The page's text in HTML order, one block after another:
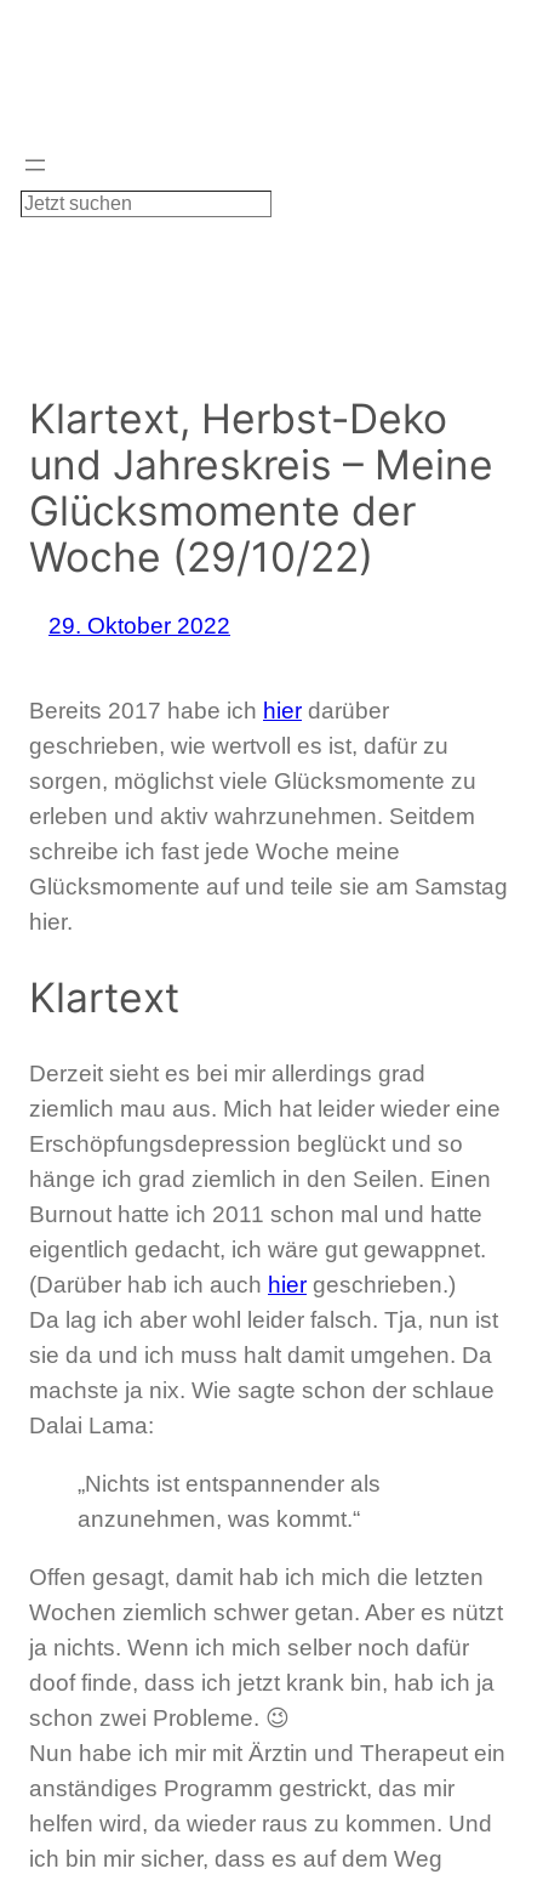
S
Klartext, Herbst-Deko
und Jahreskreis – Meine
Glücksmomente der
Woche (29/10/22)
29. Oktober 2022
Bereits 2017 habe ich hier darüber
geschrieben, wie wertvoll es ist, dafür zu
sorgen, möglichst viele Glücksmomente zu
erleben und aktiv wahrzunehmen. Seitdem
schreibe ich fast jede Woche meine
Glücksmomente auf und teile sie am Samstag
hier.
Klartext
Derzeit sieht es bei mir allerdings grad
ziemlich mau aus. Mich hat leider wieder eine
Erschöpfungsdepression beglückt und so
hänge ich grad ziemlich in den Seilen. Einen
Burnout hatte ich 2011 schon mal und hatte
eigentlich gedacht, ich wäre gut gewappnet.
(Darüber hab ich auch hier geschrieben.)
Da lag ich aber wohl leider falsch. Tja, nun ist
sie da und ich muss halt damit umgehen. Da
machste ja nix. Wie sagte schon der schlaue
Dalai Lama:
„Nichts ist entspannender als
anzunehmen, was kommt.“
Offen gesagt, damit hab ich mich die letzten
Wochen ziemlich schwer getan. Aber es nützt
ja nichts. Wenn ich mich selber noch dafür
doof finde, dass ich jetzt krank bin, hab ich ja
schon zwei Probleme. 😉
Nun habe ich mir mit Ärztin und Therapeut ein
anständiges Programm gestrickt, das mir
helfen wird, da wieder raus zu kommen. Und
ich bin mir sicher, dass es auf dem Weg